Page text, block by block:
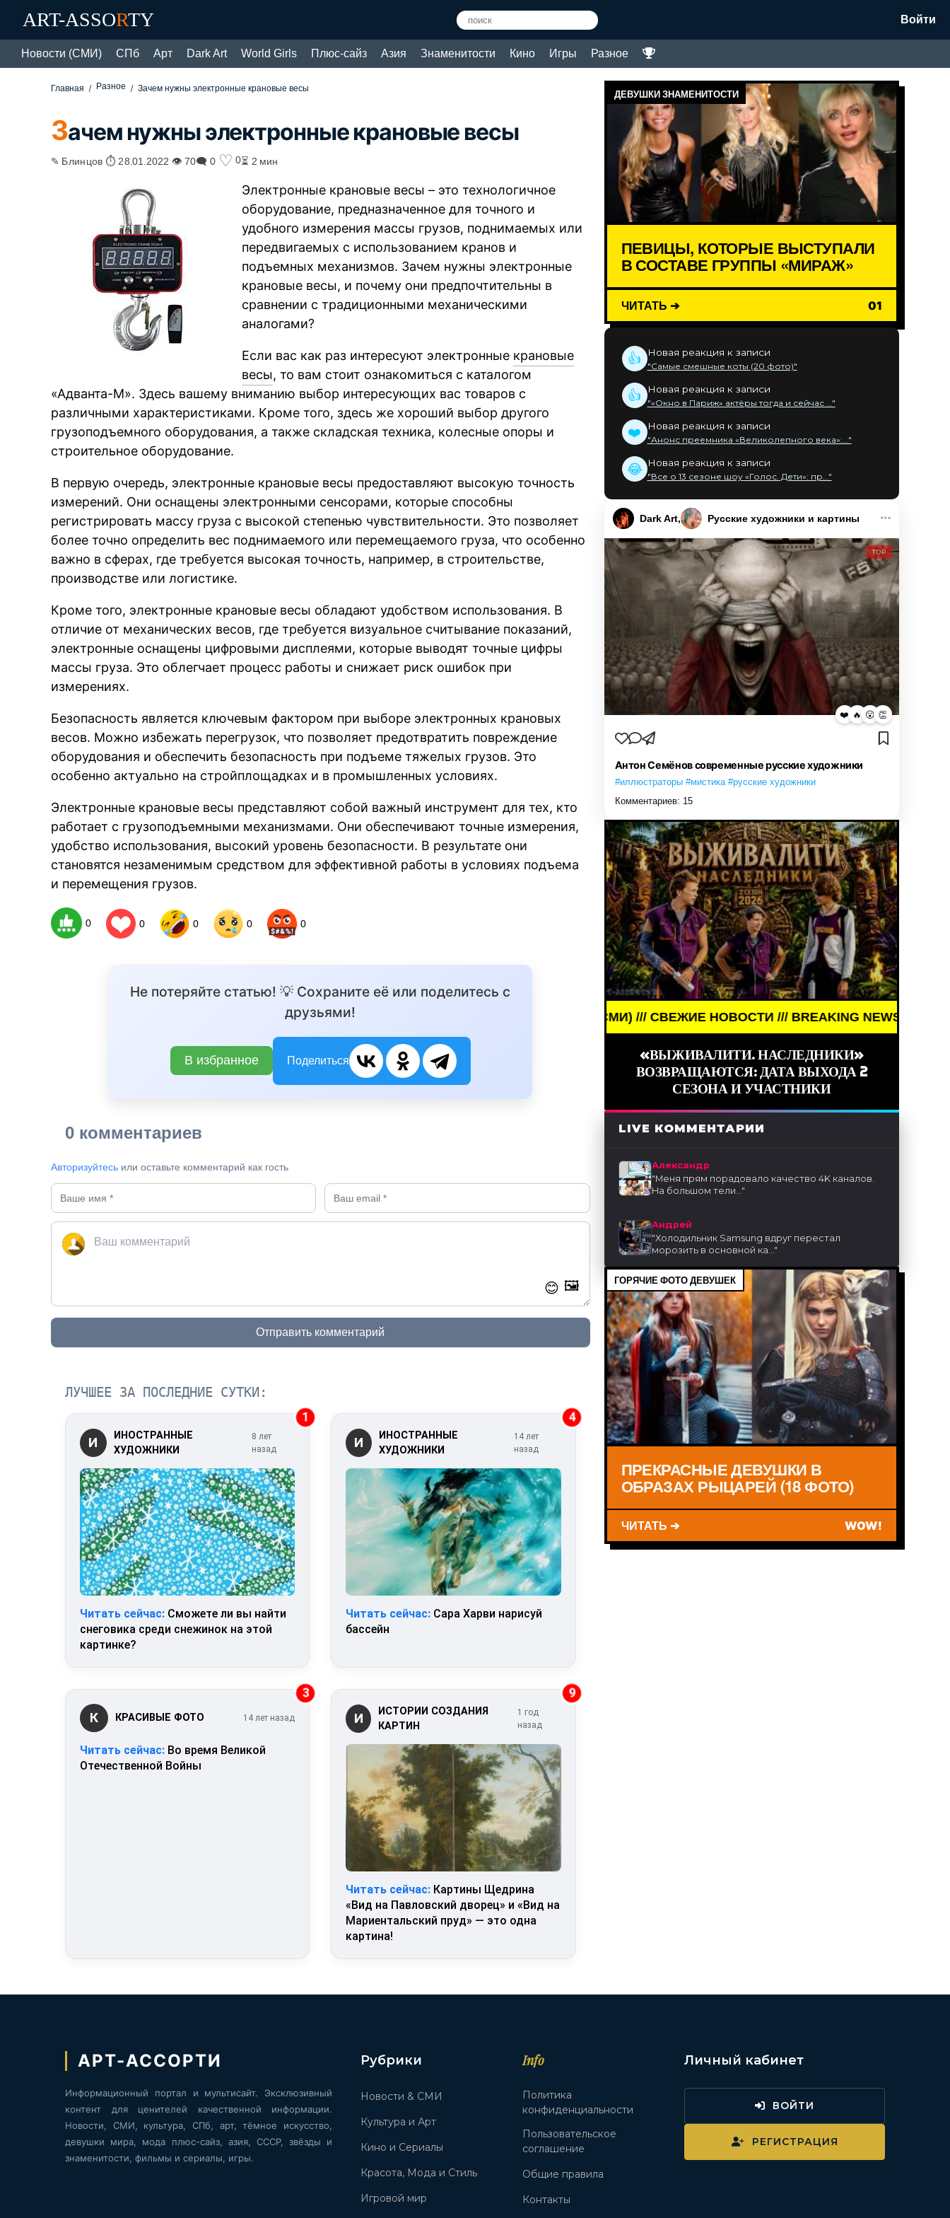
ART-ASSORTY Войти
Новости (СМИ) СПб Арт Dark Art World Girls Плюс-сайз Азия Знаменитости Кино Игры Разное
Главная Разное Зачем нужны электронные крановые весы
Зачем нужны электронные крановые весы
✎ Блинцов ⏱ 28.01.2022 👁 70🗨 0 ♡ 0⏳ 2 мин
Электронные крановые весы – это технологичное
оборудование, предназначенное для точного и
удобного измерения массы грузов, поднимаемых или
передвигаемых с использованием кранов и
подъемных механизмов. Зачем нужны электронные
крановые весы, и почему они предпочтительны в
сравнении с традиционными механическими
аналогами?
Если вас как раз интересуют электронные крановые
весы, то вам стоит ознакомиться с каталогом
«Адванта-М». Здесь вашему вниманию выбор интересующих вас товаров с
различными характеристиками. Кроме того, здесь же хороший выбор другого
грузоподъемного оборудования, а также складская техника, колесные опоры и
строительное оборудование.
В первую очередь, электронные крановые весы предоставляют высокую точность
измерений. Они оснащены электронными сенсорами, которые способны
регистрировать массу груза с высокой степенью чувствительности. Это позволяет
более точно определить вес поднимаемого или перемещаемого груза, что особенно
важно в сферах, где требуется высокая точность, например, в строительстве,
производстве или логистике.
Кроме того, электронные крановые весы обладают удобством использования. В
отличие от механических весов, где требуется визуальное считывание показаний,
электронные оснащены цифровыми дисплеями, которые выводят точные цифры
массы груза. Это облегчает процесс работы и снижает риск ошибок при
измерениях.
Безопасность является ключевым фактором при выборе электронных крановых
весов. Можно избежать перегрузок, что позволяет предотвратить повреждение
оборудования и обеспечить безопасность при подъеме тяжелых грузов. Это
особенно актуально на стройплощадках и в промышленных условиях.
Электронные крановые весы представляют собой важный инструмент для тех, кто
работает с грузоподъемными механизмами. Они обеспечивают точные измерения,
удобство использования, высокий уровень безопасности. В результате они
становятся незаменимым средством для эффективной работы в условиях подъема
и перемещения грузов.
0 0 0 0 0
Не потеряйте статью! 💡 Сохраните её или поделитесь с
друзьями!
В избранное Поделиться
0 комментариев
Авторизуйтесь или оставьте комментарий как гость
😊 🖼️
Отправить комментарий
ЛУЧШЕЕ ЗА ПОСЛЕДНИЕ СУТКИ:
1
И
ИНОСТРАННЫЕ
ХУДОЖНИКИ
8 лет
назад
Читать сейчас: Сможете ли вы найти
снеговика среди снежинок на этой
картинке?
4
И
ИНОСТРАННЫЕ
ХУДОЖНИКИ
14 лет
назад
Читать сейчас: Сара Харви нарисуй
бассейн
3
К КРАСИВЫЕ ФОТО 14 лет назад
Читать сейчас: Во время Великой
Отечественной Войны
9
И
ИСТОРИИ СОЗДАНИЯ
КАРТИН
1 год
назад
Читать сейчас: Картины Щедрина
«Вид на Павловский дворец» и «Вид на
Мариентальский пруд» — это одна
картина!
ДЕВУШКИ ЗНАМЕНИТОСТИ
ПЕВИЦЫ, КОТОРЫЕ ВЫСТУПАЛИ
В СОСТАВЕ ГРУППЫ «МИРАЖ»
ЧИТАТЬ ➔ 01
👍 Новая реакция к записи
"Самые смешные коты (20 фото)"
👍 Новая реакция к записи
"«Окно в Париж» актёры тогда и сейчас ..."
❤️ Новая реакция к записи
"Анонс преемника «Великолепного века»:..."
😂 Новая реакция к записи
"Все о 13 сезоне шоу «Голос. Дети»: пр..."
Dark Art Русские художники и картины
TOP
❤️ 🔥 😮 👏
Антон Семёнов современные русские художники
#иллюстраторы #мистика #русские художники
Комментариев: 15
BREAKING NEWS /// НОВОСТИ (СМИ) /// СВЕЖИЕ НОВОСТИ /// BREAKING NEWS /// НОВОСТИ
«ВЫЖИВАЛИТИ. НАСЛЕДНИКИ»
ВОЗВРАЩАЮТСЯ: ДАТА ВЫХОДА 2
СЕЗОНА И УЧАСТНИКИ
LIVE КОММЕНТАРИИ
Александр
"Меня прям порадовало качество 4K каналов.
На большом тели..."
Андрей
"Холодильник Samsung вдруг перестал
морозить в основной ка..."
ГОРЯЧИЕ ФОТО ДЕВУШЕК
ПРЕКРАСНЫЕ ДЕВУШКИ В
ОБРАЗАХ РЫЦАРЕЙ (18 ФОТО)
ЧИТАТЬ ➔ WOW!
АРТ-АССОРТИ
Информационный портал и мультисайт. Эксклюзивный
контент для ценителей качественной информации.
Новости, СМИ, культура, СПб, арт, тёмное искусство,
девушки мира, мода плюс-сайз, азия, СССР, звёзды и
знаменитости, фильмы и сериалы, игры.
Рубрики
Новости & СМИ
Культура и Арт
Кино и Сериалы
Красота, Мода и Стиль
Игровой мир
Info
Политика
конфиденциальности
Пользовательское
соглашение
Общие правила
Контакты
Личный кабинет
ВОЙТИ
РЕГИСТРАЦИЯ